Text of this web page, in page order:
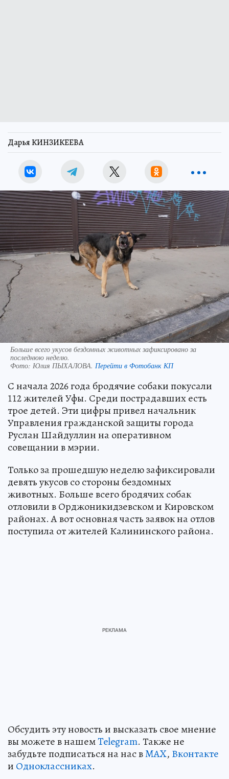
Дарья КИНЗИКЕЕВА
Больше всего укусов бездомных животных зафиксировано за
последнюю неделю.
Фото: Юлия ПЫХАЛОВА. Перейти в Фотобанк КП
С начала 2026 года бродячие собаки покусали
112 жителей Уфы. Среди пострадавших есть
трое детей. Эти цифры привел начальник
Управления гражданской защиты города
Руслан Шайдуллин на оперативном
совещании в мэрии.
Только за прошедшую неделю зафиксировали
девять укусов со стороны бездомных
животных. Больше всего бродячих собак
отловили в Орджоникидзевском и Кировском
районах. А вот основная часть заявок на отлов
поступила от жителей Калининского района.
Обсудить эту новость и высказать свое мнение
вы можете в нашемTelegram. Также не
забудьте подписаться на нас вMAX, Вконтакте
и Одноклассниках.